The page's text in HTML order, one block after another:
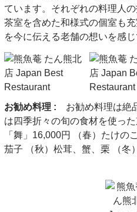
ています。それぞれの料理人
茶室を含めた和様式の個室も
を今に伝える老舗の想いを感じ
お勧め料理 :
お勧め料理は絶
は四季折々の旬の食材を使っ
「舞」16,000円 （春）たけの
茄子 （秋）松茸、蟹、栗 （冬